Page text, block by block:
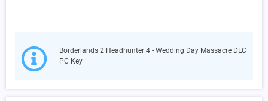
Borderlands 2 Headhunter 4 - Wedding Day Massacre DLC
PC Key